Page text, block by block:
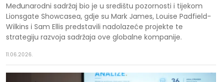
Međunarodni sadržaj bio je u središtu pozornosti i tijekom
Lionsgate Showcasea, gdje su Mark James, Louise Padfield-
Wilkins i Sam Ellis predstavili nadolazeće projekte te
strategiju razvoja sadržaja ove globalne kompanije.
11.06.2026.